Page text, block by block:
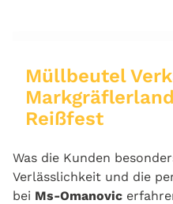
Müllbeutel
Reißfest
Was die Kunden
Verlässlichkeit und die
bei Ms-Omanovic